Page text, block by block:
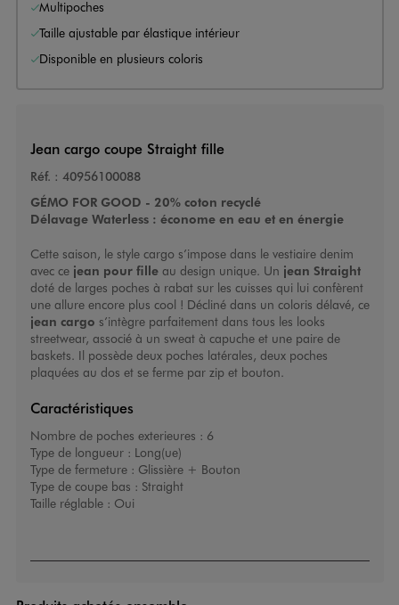
Multipoches
Taille ajustable par élastique intérieur
Disponible en plusieurs coloris
Jean cargo coupe Straight fille
Réf. : 40956100088
GÉMO FOR GOOD - 20% coton recyclé
Délavage Waterless : économe en eau et en énergie
Cette saison, le style cargo s’impose dans le vestiaire denim
avec ce jean pour filleau design unique. Un jean Straight
doté de larges poches à rabat sur les cuisses qui lui confèrent
une allure encore plus cool ! Décliné dans un coloris délavé, ce
jean cargo s’intègre parfaitement dans tous les looks
streetwear, associé à un sweat à capuche et une paire de
baskets. Il possède deux poches latérales, deux poches
plaquées au dos et se ferme par zip et bouton.
Caractéristiques
Nombre de poches exterieures : 6
Type de longueur : Long(ue)
Type de fermeture : Glissière + Bouton
Type de coupe bas : Straight
Taille réglable : Oui